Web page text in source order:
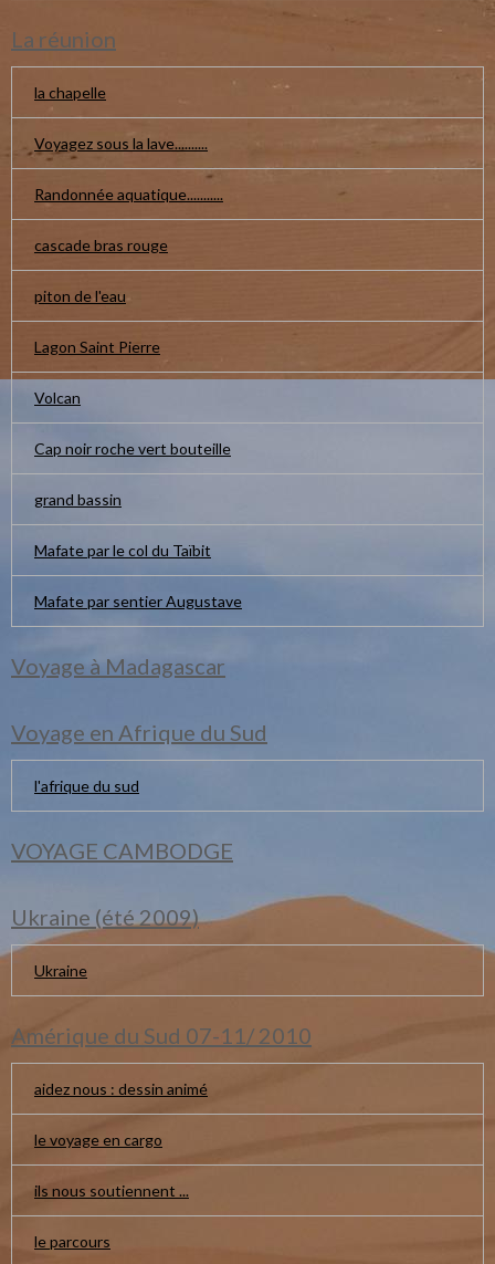
La réunion
la chapelle
Voyagez sous la lave..........
Randonnée aquatique...........
cascade bras rouge
piton de l'eau
Lagon Saint Pierre
Volcan
Cap noir roche vert bouteille
grand bassin
Mafate par le col du Taïbit
Mafate par sentier Augustave
Voyage à Madagascar
Voyage en Afrique du Sud
l'afrique du sud
VOYAGE CAMBODGE
Ukraine (été 2009)
Ukraine
Amérique du Sud 07-11/ 2010
aidez nous : dessin animé
le voyage en cargo
ils nous soutiennent ...
le parcours